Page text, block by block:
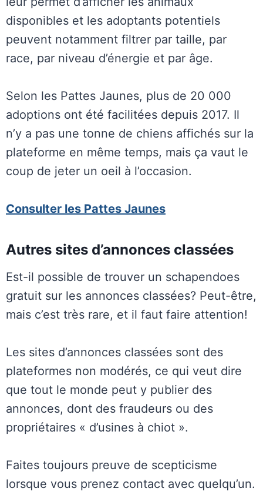
disponibles et les adoptants potentiels
peuvent notamment filtrer par taille, par
race, par niveau d’énergie et par âge.
Selon les Pattes Jaunes, plus de 20 000
adoptions ont été facilitées depuis 2017. Il
n’y a pas une tonne de chiens affichés sur la
plateforme en même temps, mais ça vaut le
coup de jeter un oeil à l’occasion.
Consulter les Pattes Jaunes
Autres sites d’annonces classées
Est-il possible de trouver un schapendoes
gratuit sur les annonces classées? Peut-être,
mais c’est très rare, et il faut faire attention!
Les sites d’annonces classées sont des
plateformes non modérés, ce qui veut dire
que tout le monde peut y publier des
annonces, dont des fraudeurs ou des
propriétaires « d’usines à chiot ».
Faites toujours preuve de scepticisme
lorsque vous prenez contact avec quelqu’un.